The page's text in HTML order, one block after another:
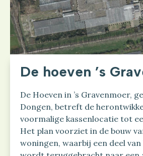
De hoeven ’s
De Hoeven in ’s Gravenmoer,
Dongen, betreft de
voormalige kassenlocatie tot
Het plan voorziet in de bouw
woningen, waarbij een deel